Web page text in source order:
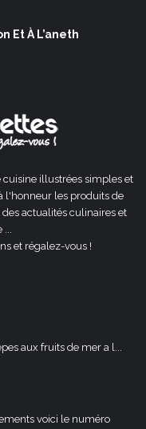
Et À L’aneth
cuisine illustrées simples et
l'honneur les produits de
actualités culinaires et
et régalez-vous !
aux fruits de mer a l...
voici le numéro